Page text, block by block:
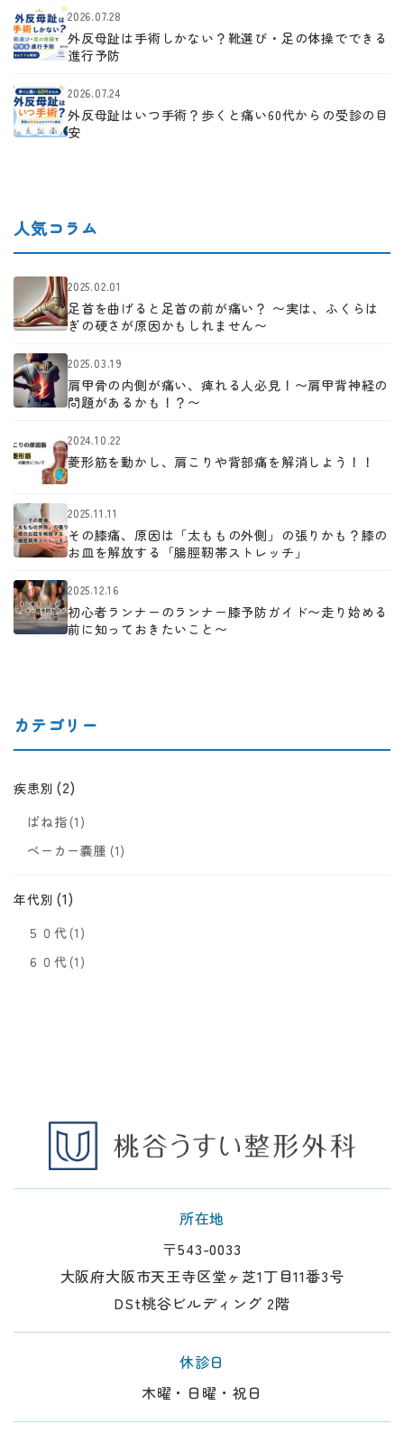
2026.07.28
外反母趾は手術しかない？靴選び・足の体操でできる
進行予防
2026.07.24
外反母趾はいつ手術？歩くと痛い60代からの受診の目
安
人気コラム
2025.02.01
足首を曲げると足首の前が痛い？ 〜実は、ふくらは
ぎの硬さが原因かもしれません〜
2025.03.19
肩甲骨の内側が痛い、痺れる人必見！〜肩甲背神経の
問題があるかも！？〜
2024.10.22
菱形筋を動かし、肩こりや背部痛を解消しよう！！
2025.11.11
その膝痛、原因は「太ももの外側」の張りかも？膝の
お皿を解放する「腸脛靭帯ストレッチ」
2025.12.16
初心者ランナーのランナー膝予防ガイド〜走り始める
前に知っておきたいこと〜
カテゴリー
疾患別 (2)
ばね指(1)
ベーカー嚢腫 (1)
年代別 (1)
５０代(1)
６０代(1)
所在地
〒543-0033
大阪府大阪市天王寺区堂ヶ芝1丁目11番3号
DSt桃谷ビルディング 2階
休診日
木曜・日曜・祝日